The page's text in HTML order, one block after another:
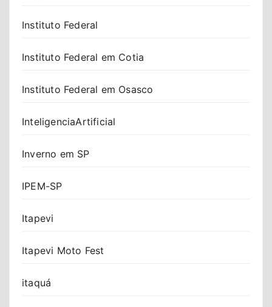
Instituto Federal
Instituto Federal em Cotia
Instituto Federal em Osasco
InteligenciaArtificial
Inverno em SP
IPEM-SP
Itapevi
Itapevi Moto Fest
itaquá